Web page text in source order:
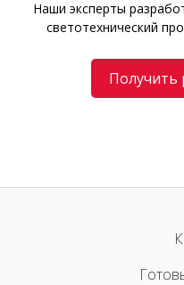
Наши эксперты
светотехнический
Получить